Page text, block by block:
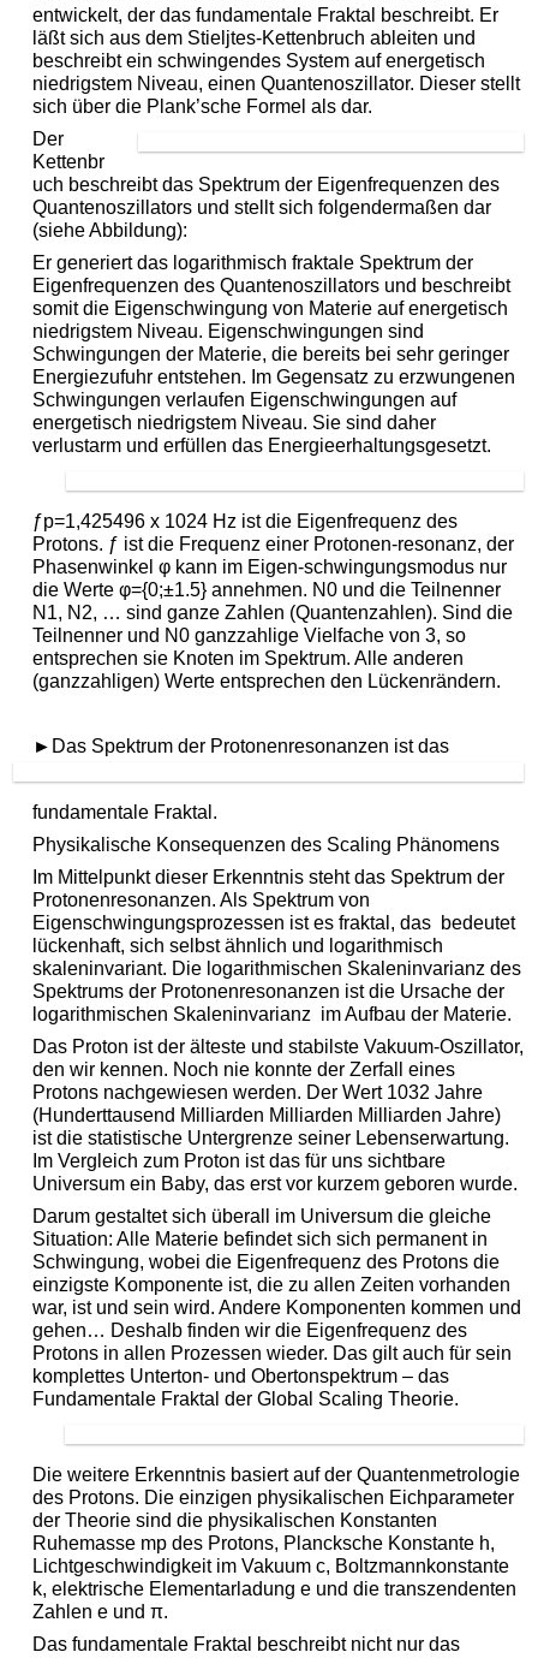
entwickelt, der das fundamentale Fraktal beschreibt. Er
läßt sich aus dem Stieljtes-Kettenbruch ableiten und
beschreibt ein schwingendes System auf energetisch
niedrigstem Niveau, einen Quantenoszillator. Dieser stellt
sich über die Plank’sche Formel als dar.
Der
Kettenbr
uch beschreibt das Spektrum der Eigenfrequenzen des
Quantenoszillators und stellt sich folgendermaßen dar
(siehe Abbildung):
Er generiert das logarithmisch fraktale Spektrum der
Eigenfrequenzen des Quantenoszillators und beschreibt
somit die Eigenschwingung von Materie auf energetisch
niedrigstem Niveau. Eigenschwingungen sind
Schwingungen der Materie, die bereits bei sehr geringer
Energiezufuhr entstehen. Im Gegensatz zu erzwungenen
Schwingungen verlaufen Eigenschwingungen auf
energetisch niedrigstem Niveau. Sie sind daher
verlustarm und erfüllen das Energieerhaltungsgesetzt.
ƒp=1,425496 x 1024 Hz ist die Eigenfrequenz des
Protons. ƒ ist die Frequenz einer Protonen-resonanz, der
Phasenwinkel φ kann im Eigen-schwingungsmodus nur
die Werte φ={0;±1.5} annehmen. N0 und die Teilnenner
N1, N2, … sind ganze Zahlen (Quantenzahlen). Sind die
Teilnenner und N0 ganzzahlige Vielfache von 3, so
entsprechen sie Knoten im Spektrum. Alle anderen
(ganzzahligen) Werte entsprechen den Lückenrändern.
► Das Spektrum der Protonenresonanzen ist das
fundamentale Fraktal.
Physikalische Konsequenzen des Scaling Phänomens
Im Mittelpunkt dieser Erkenntnis steht das Spektrum der
Protonenresonanzen. Als Spektrum von
Eigenschwingungsprozessen ist es fraktal, das bedeutet
lückenhaft, sich selbst ähnlich und logarithmisch
skaleninvariant. Die logarithmischen Skaleninvarianz des
Spektrums der Protonenresonanzen ist die Ursache der
logarithmischen Skaleninvarianz im Aufbau der Materie.
Das Proton ist der älteste und stabilste Vakuum-Oszillator,
den wir kennen. Noch nie konnte der Zerfall eines
Protons nachgewiesen werden. Der Wert 1032 Jahre
(Hunderttausend Milliarden Milliarden Milliarden Jahre)
ist die statistische Untergrenze seiner Lebenserwartung.
Im Vergleich zum Proton ist das für uns sichtbare
Universum ein Baby, das erst vor kurzem geboren wurde.
Darum gestaltet sich überall im Universum die gleiche
Situation: Alle Materie befindet sich sich permanent in
Schwingung, wobei die Eigenfrequenz des Protons die
einzigste Komponente ist, die zu allen Zeiten vorhanden
war, ist und sein wird. Andere Komponenten kommen und
gehen… Deshalb finden wir die Eigenfrequenz des
Protons in allen Prozessen wieder. Das gilt auch für sein
komplettes Unterton- und Obertonspektrum – das
Fundamentale Fraktal der Global Scaling Theorie.
Die weitere Erkenntnis basiert auf der Quantenmetrologie
des Protons. Die einzigen physikalischen Eichparameter
der Theorie sind die physikalischen Konstanten
Ruhemasse mp des Protons, Plancksche Konstante h,
Lichtgeschwindigkeit im Vakuum c, Boltzmannkonstante
k, elektrische Elementarladung e und die transzendenten
Zahlen e und π.
Das fundamentale Fraktal beschreibt nicht nur das